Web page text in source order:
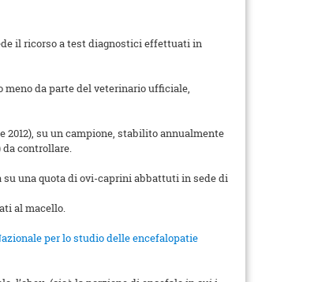
il ricorso a test diagnostici effettuati in
da parte del veterinario ufficiale,
2012), su un campione, stabilito annualmente
controllare.
su una quota di ovi-caprini abbattuti in sede di
al macello.
per lo studio delle encefalopatie